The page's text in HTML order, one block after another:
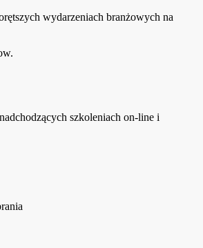
wydarzeniach branżowych na
szkoleniach on-line i